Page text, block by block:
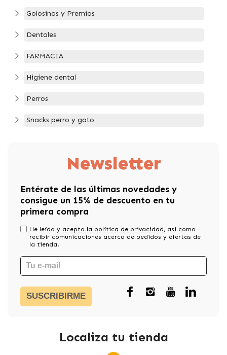
Golosinas y Premios
Dentales
FARMACIA
Higiene dental
Perros
Snacks perro y gato
Newsletter
Entérate de las últimas novedades y
consigue un 15% de descuento en tu
primera compra
He leído y acepto la política de privacidad, asi como
recibir comunicaciones acerca de pedidos y ofertas de
la tienda.
SUSCRIBIRME
Localiza tu tienda